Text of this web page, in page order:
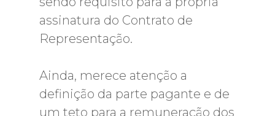
assinatura do Contrato de
Representação.
Ainda, merece atenção a
definição da parte pagante e de
um teto para a remuneração dos